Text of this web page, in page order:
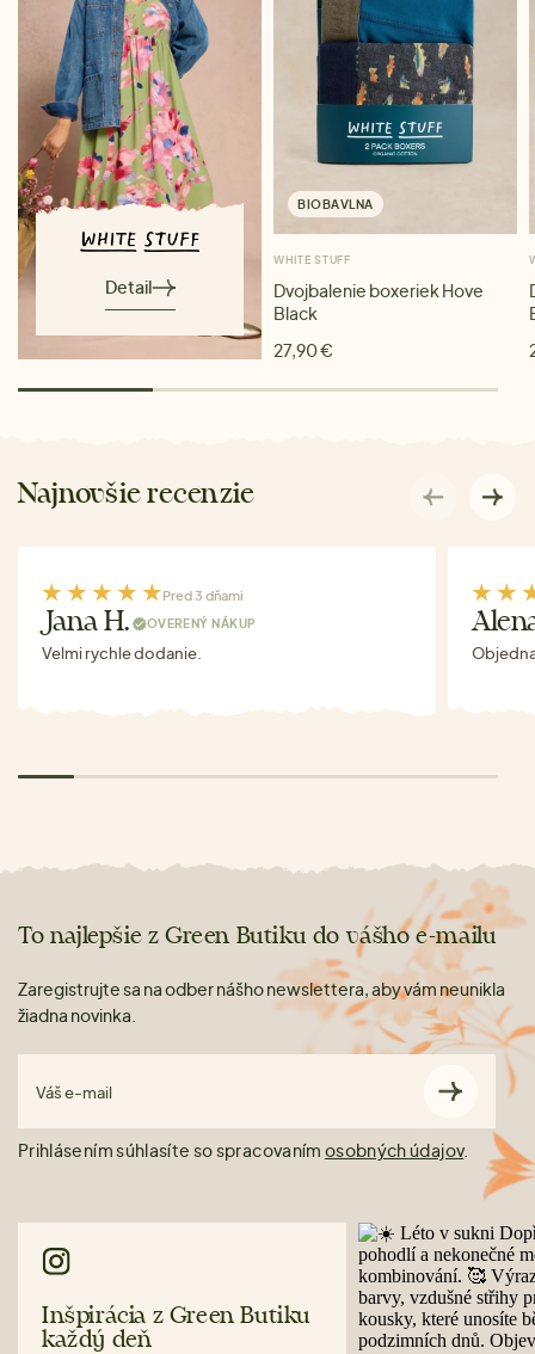
Detail
BIOBAVLNA
WHITE STUFF
Dvojbalenie boxeriek Hove
Black
27,90 €
Najnovšie recenzie
Pred 3 dňami
Jana H. OVERENÝ NÁKUP
Velmi rychle dodanie.
To najlepšie z Green Butiku do vášho e-mailu
Zaregistrujte sa na odber nášho newslettera, aby vám neunikla
žiadna novinka.
Váš e-mail
Prihlásením súhlasíte so spracovaním osobných údajov.
Inšpirácia z Green Butiku
každý deň